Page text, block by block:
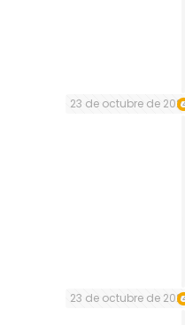
23 de octubre de
23 de octubre de